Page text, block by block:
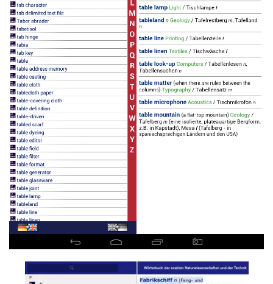
Read more